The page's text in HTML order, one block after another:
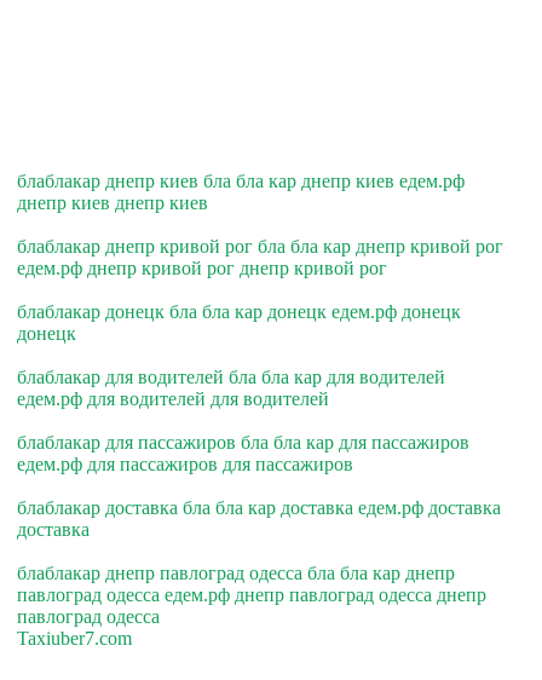
блаблакар днепр киев бла бла кар днепр киев едем.рф
днепр киев днепр киев
блаблакар днепр кривой рог бла бла кар днепр кривой рог
едем.рф днепр кривой рог днепр кривой рог
блаблакар донецк бла бла кар донецк едем.рф донецк
донецк
блаблакар для водителей бла бла кар для водителей
едем.рф для водителей для водителей
блаблакар для пассажиров бла бла кар для пассажиров
едем.рф для пассажиров для пассажиров
блаблакар доставка бла бла кар доставка едем.рф доставка
доставка
блаблакар днепр павлоград одесса бла бла кар днепр
павлоград одесса едем.рф днепр павлоград одесса днепр
павлоград одесса
Taxiuber7.com